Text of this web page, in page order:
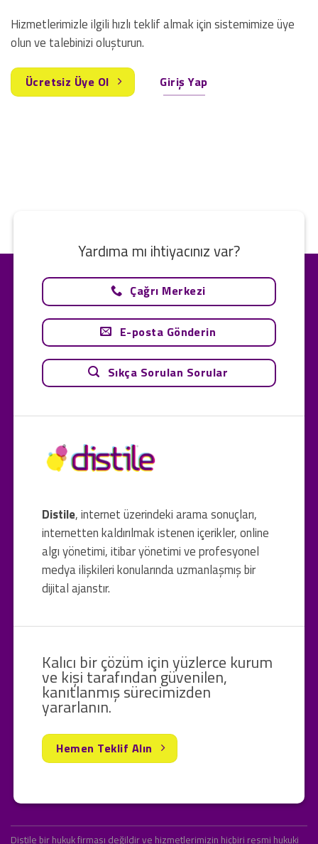
Hizmetlerimizle ilgili hızlı teklif almak için sistemimize üye
olun ve talebinizi oluşturun.
Ücretsiz Üye Ol Giriş Yap
Distile, internet üzerindeki arama sonuçları,
internetten kaldırılmak istenen içerikler, online
algı yönetimi, itibar yönetimi ve profesyonel
medya ilişkileri konularında uzmanlaşmış bir
dijital ajanstır.
Yardıma mı ihtiyacınız var?
Çağrı Merkezi
E-posta Gönderin
Sıkça Sorulan Sorular
Kalıcı bir çözüm için yüzlerce kurum
ve kişi tarafından güvenilen,
kanıtlanmış sürecimizden
yararlanın.
Hemen Teklif Alın
Distile bir hukuk firması değildir ve hizmetlerimizin hiçbiri resmi hukuki